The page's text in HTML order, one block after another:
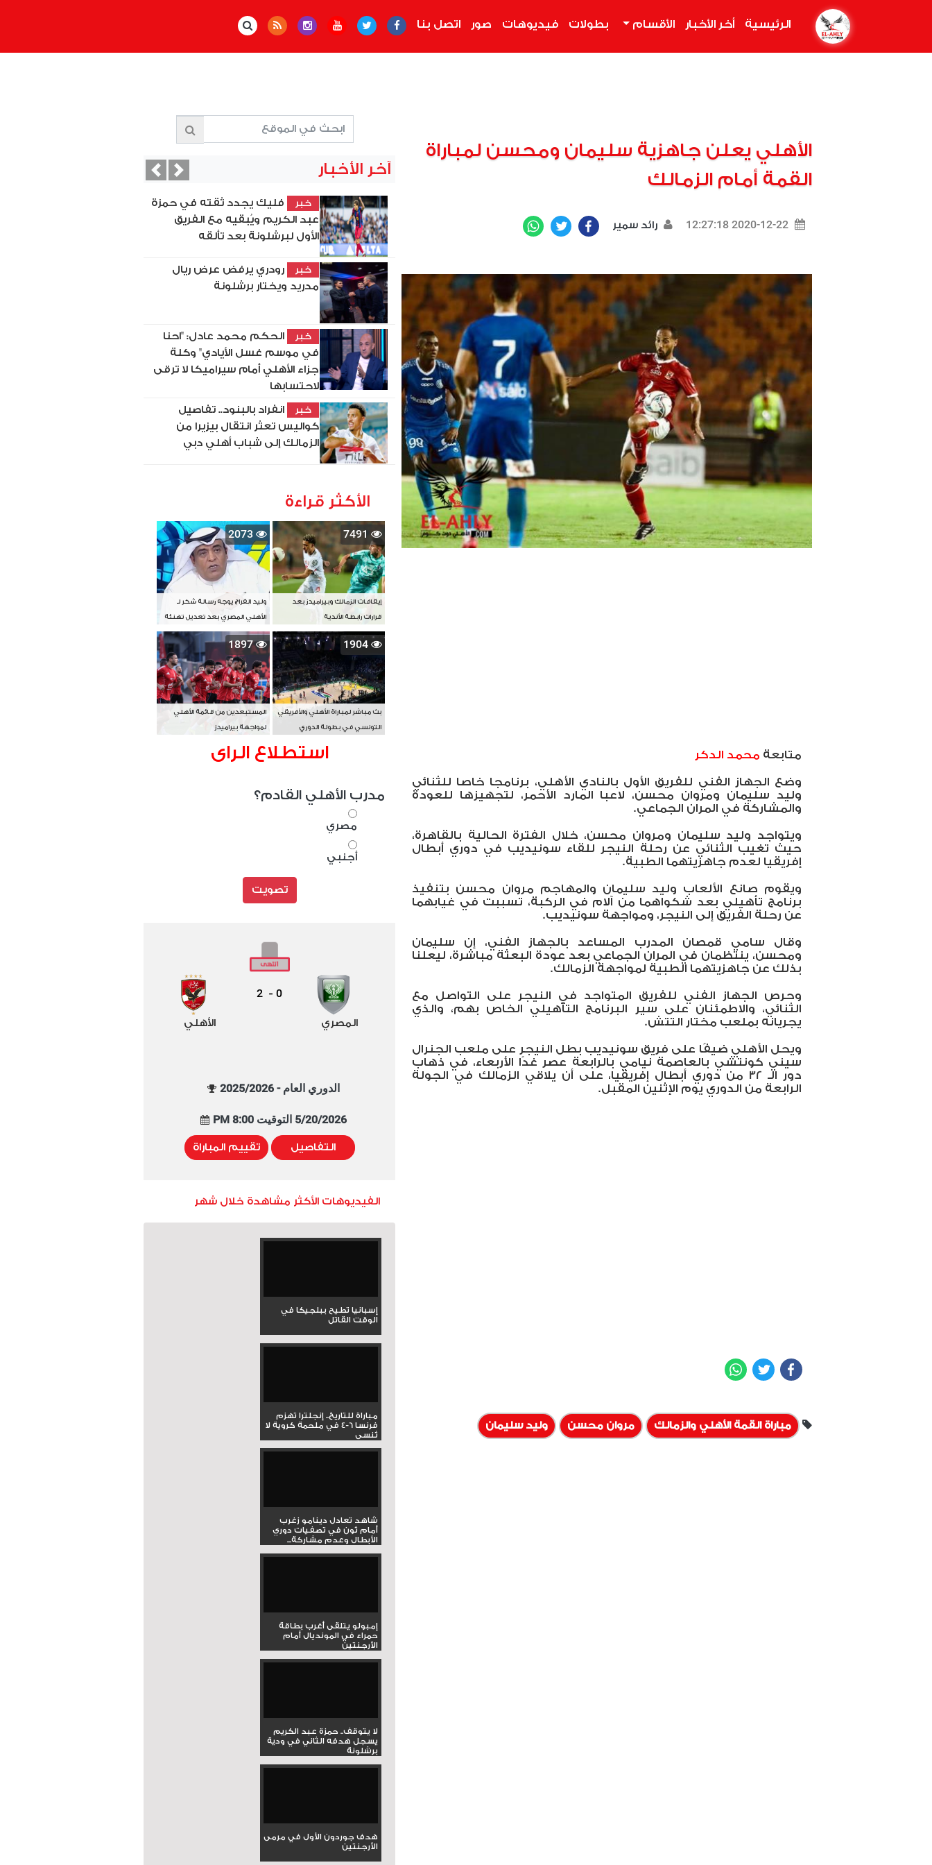
الرئيسية أخر الأخبار الأقسام بطولات فيديوهات صور اتصل بنا
الأهلي يعلن جاهزية سليمان ومحسن لمباراة
القمة أمام الزمالك
2020-12-22 12:27:18 رائد سمير Facebook
Twitter
متابعة محمد الدكر
وضع الجهاز الفني للفريق الأول بالنادي الأهلي، برنامجا خاصا للثنائي
وليد سليمان ومروان محسن، لاعبا المارد الأحمر، لتجهيزها للعودة
والمشاركة في المران الجماعي.
ويتواجد وليد سليمان ومروان محسن، خلال الفترة الحالية بالقاهرة،
حيث تغيب الثنائي عن رحلة النيجر للقاء سونيديب في دوري أبطال
إفريقيا لعدم جاهزيتهما الطبية.
ويقوم صانع الألعاب وليد سليمان والمهاجم مروان محسن بتنفيذ
برنامج تأهيلي بعد شكواهما من آلام في الركبة، تسببت في غيابهما
عن رحلة الفريق إلى النيجر، ومواجهة سونيديب.
وقال سامي قمصان المدرب المساعد بالجهاز الفني، إن سليمان
ومحسن، ينتظمان في المران الجماعي بعد عودة البعثة مباشرة، ليعلنا
بذلك عن جاهزيتهما الطبية لمواجهة الزمالك.
وحرص الجهاز الفني للفريق المتواجد في النيجر على التواصل مع
الثنائي، والاطمئنان على سير البرنامج التأهيلي الخاص بهم، والذي
يجريانه بملعب مختار التتش.
ويحل الأهلي ضيفًا على فريق سونيديب بطل النيجر على ملعب الجنرال
سيني كونتشي بالعاصمة نيامي بالرابعة عصر غدًا الأربعاء، في ذهاب
دور الـ 32 من دوري أبطال إفريقيا، على أن يلاقي الزمالك في الجولة
الرابعة من الدوري يوم الإثنين المقبل.
Facebook
Twitter
مباراة القمة الأهلي والزمالك مروان محسن وليد سليمان
آخر الأخبار
خبر
فليك يجدد ثقته في حمزة
عبد الكريم ويُبقيه مع الفريق
الأول لبرشلونة بعد تألقه
خبر
رودري يرفض عرض ريال
مدريد ويختار برشلونة
خبر
الحكم محمد عادل: "احنا
في موسم غسل الأيادي" وكلة
جزاء الأهلي أمام سيراميكا لا ترقى
لاحتسابها
خبر
انفراد بالبنود.. تفاصيل
كواليس تعثر انتقال بيزيرا من
الزمالك إلى شباب أهلي دبي
PreviousNext
الأكثر قراءة
7491
إيقافات الزمالك وبيراميدز بعد
قرارات رابطة الأندية
2073
وليد الفراج يوجه رسالة شكر لـ
الأهلي المصري بعد تعديل تهنئة
بطل آسيا
1904
بث مباشر لمباراة الأهلي والأفريقي
التونسي في بطولة الدوري
1897
المستبعدين من قائمة الأهلي
لمواجهة بيراميدز
استطلاع الراى
مدرب الأهلي القادم؟
مصري
أجنبي
تصويت
المصري
0
-
2
الأهلي
الدوري العام - 2025/2026
5/20/2026 التوقيت 8:00 PM
التفاصيل تقييم المباراة
الفيديوهات الأكثر مشاهدة خلال شهر
إسبانيا تطيح ببلجيكا في
الوقت القاتل
مباراة للتاريخ.. إنجلترا تهزم
فرنسا 6-4 في ملحمة كروية لا
تُنسى
شاهد تعادل دينامو زغرب
أمام ثون في تصفيات دوري
الأبطال وعدم مشاركة...
إمبولو يتلقى أغرب بطاقة
حمراء في المونديال أمام
الأرجنتين
لا يتوقف.. حمزة عبد الكريم
يسجل هدفه الثاني في ودية
برشلونة
هدف جوردون الأول في مرمى
الأرجنتين